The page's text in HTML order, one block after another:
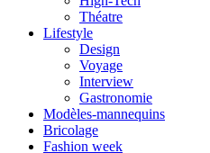
Théatre
Lifestyle
Design
Voyage
Interview
Gastronomie
Modèles-mannequins
Bricolage
Fashion week